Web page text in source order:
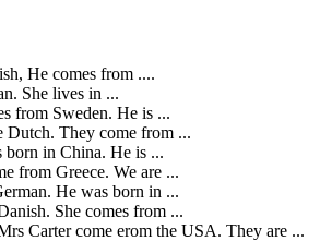
He comes from ....
She lives in ...
from Sweden. He is ...
Dutch. They come from ...
born in China. He is ...
from Greece. We are ...
He was born in ...
She comes from ...
Carter come erom the USA. They are ...